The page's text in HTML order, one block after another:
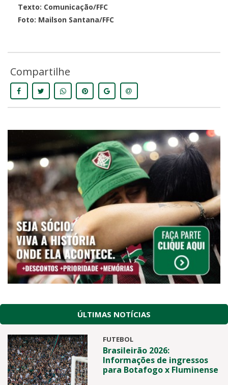
Texto: Comunicação/FFC
Foto: Mailson Santana/FFC
Compartilhe
ÚLTIMAS NOTÍCIAS
FUTEBOL
Brasileirão 2026:
Informações de ingressos
para Botafogo x Fluminense